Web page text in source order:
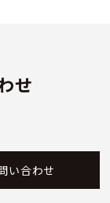
せ
い合わせ